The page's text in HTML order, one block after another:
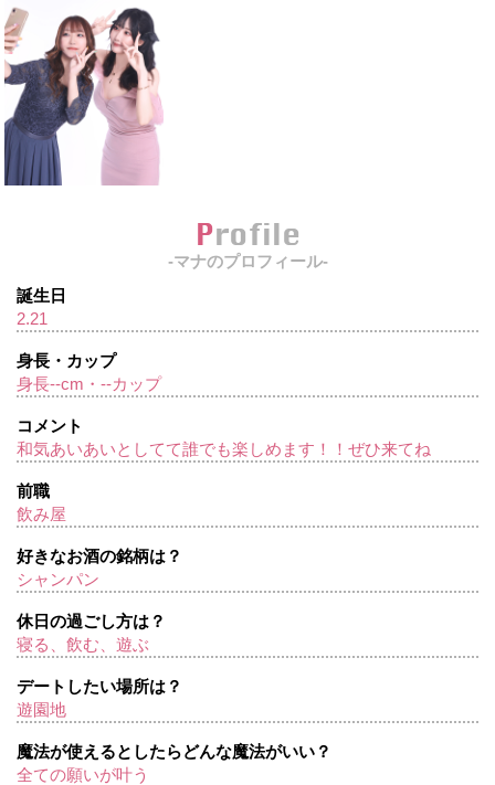
Profile
-マナのプロフィール-
誕生日
2.21
身長・カップ
身長--cm・--カップ
コメント
和気あいあいとしてて誰でも楽しめます！！ぜひ来てね
前職
飲み屋
好きなお酒の銘柄は？
シャンパン
休日の過ごし方は？
寝る、飲む、遊ぶ
デートしたい場所は？
遊園地
魔法が使えるとしたらどんな魔法がいい？
全ての願いが叶う